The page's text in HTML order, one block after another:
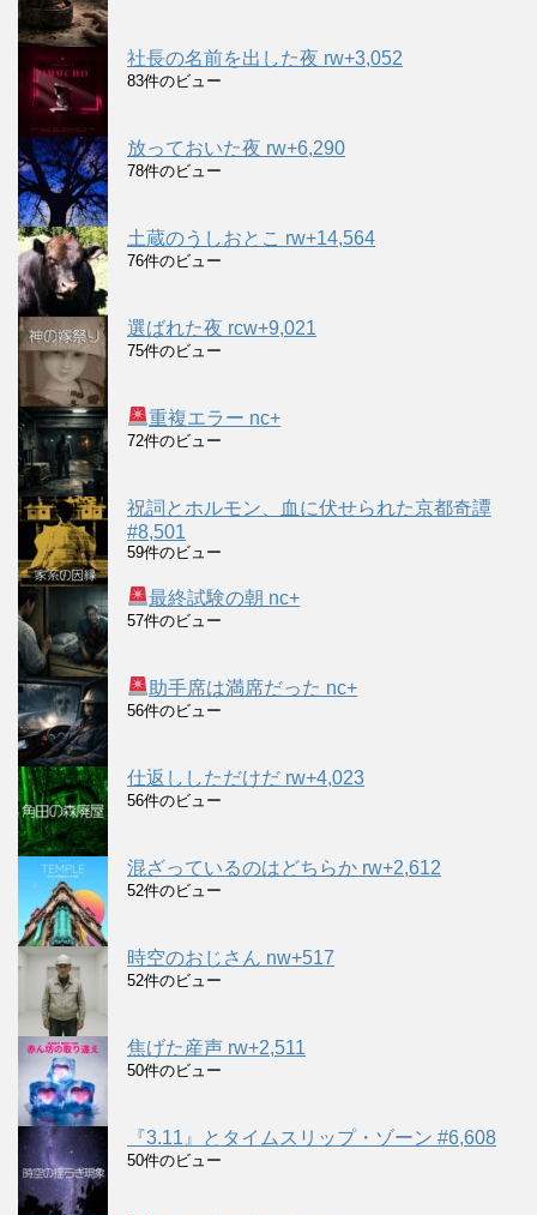
社長の名前を出した夜 rw+3,052
83件のビュー
放っておいた夜 rw+6,290
78件のビュー
土蔵のうしおとこ rw+14,564
76件のビュー
選ばれた夜 rcw+9,021
75件のビュー
重複エラー nc+
72件のビュー
祝詞とホルモン、血に伏せられた京都奇譚
#8,501
59件のビュー
最終試験の朝 nc+
57件のビュー
助手席は満席だった nc+
56件のビュー
仕返ししただけだ rw+4,023
56件のビュー
混ざっているのはどちらか rw+2,612
52件のビュー
時空のおじさん nw+517
52件のビュー
焦げた産声 rw+2,511
50件のビュー
『3.11』とタイムスリップ・ゾーン #6,608
50件のビュー